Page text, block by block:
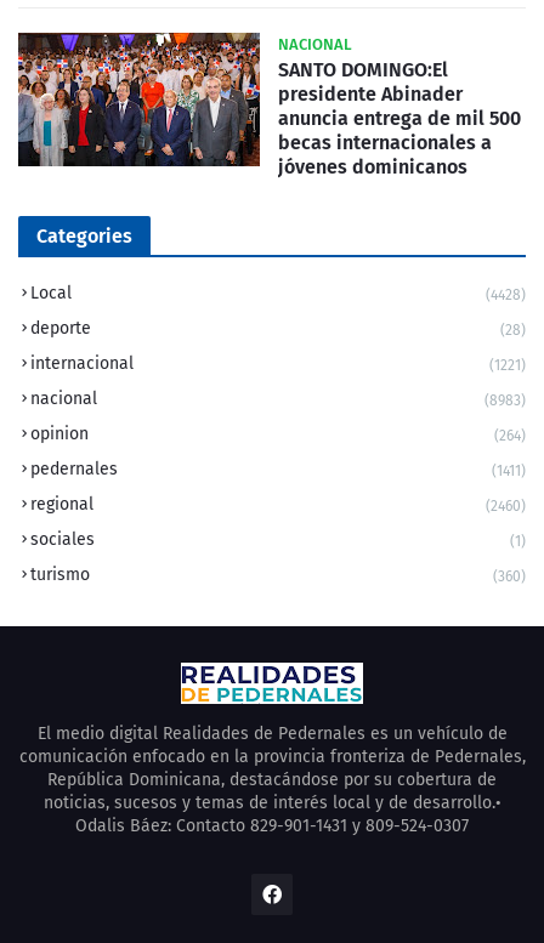
NACIONAL
SANTO DOMINGO:El
presidente Abinader
anuncia entrega de mil 500
becas internacionales a
jóvenes dominicanos
Categories
Local (4428)
deporte (28)
internacional (1221)
nacional (8983)
opinion (264)
pedernales (1411)
regional (2460)
sociales (1)
turismo (360)
El medio digital Realidades de Pedernales es un vehículo de
comunicación enfocado en la provincia fronteriza de Pedernales,
República Dominicana, destacándose por su cobertura de
noticias, sucesos y temas de interés local y de desarrollo.•
Odalis Báez: Contacto 829-901-1431 y 809-524-0307